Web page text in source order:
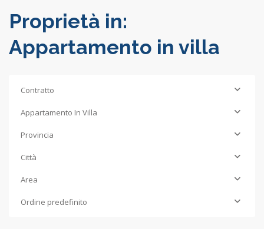
Proprietà in:
Appartamento in villa
Contratto
Appartamento In Villa
Provincia
Città
Area
Ordine predefinito
Concorezzo